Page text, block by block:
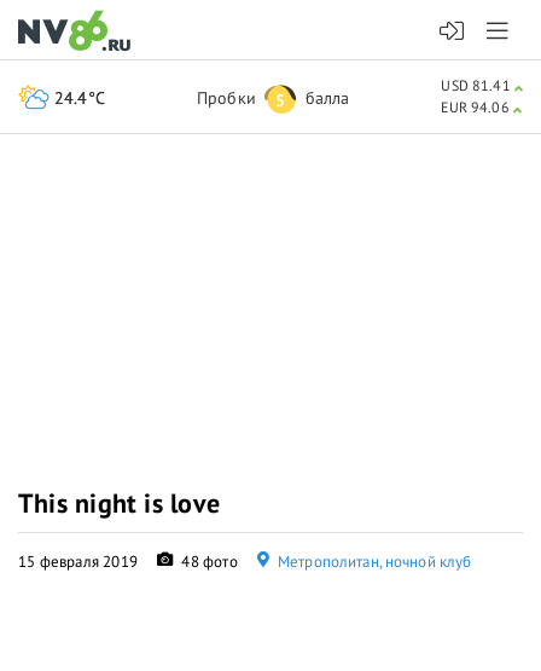
This night is love
15 февраля 2019 48 фото Метрополитан, ночной клуб
24.4°C Пробки 5 балла
USD 81.41
EUR 94.06